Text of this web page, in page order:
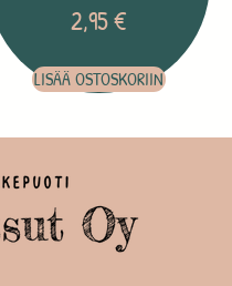
2,95€
LISÄÄ OSTOSKORIIN